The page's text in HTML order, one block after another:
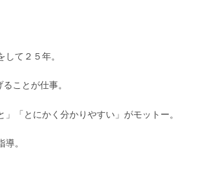
して２５年。
ことが仕事。
」「とにかく分かりやすい」がモットー。
。